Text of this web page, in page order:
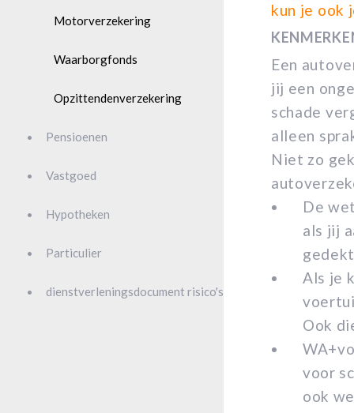
Motorverzekering
Waarborgfonds
Opzittendenverzekering
Pensioenen
Vastgoed
Hypotheken
Particulier
dienstverleningsdocument risico's
kun je ook
Een
jij een
schade
alleen
Niet zo
De
als jij
Als je
Ook
voor
ook